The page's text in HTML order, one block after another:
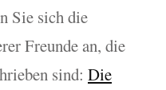
Sie sich die
Freunde an, die
sind: Die